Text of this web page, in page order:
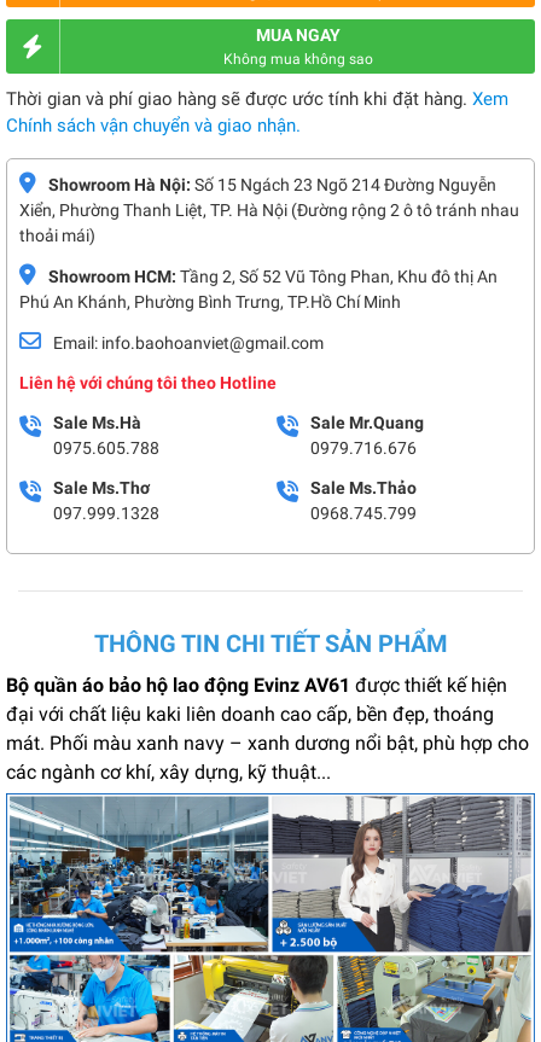
MUA NGAY
Không mua không sao
Thời gian và phí giao hàng sẽ được ước tính khi đặt hàng. Xem
Chính sách vận chuyển và giao nhận.
Showroom Hà Nội: Số 15 Ngách 23 Ngõ 214 Đường Nguyễn
Xiển, Phường Thanh Liệt, TP. Hà Nội (Đường rộng 2 ô tô tránh nhau
thoải mái)
Showroom HCM: Tầng 2, Số 52 Vũ Tông Phan, Khu đô thị An
Phú An Khánh, Phường Bình Trưng, TP.Hồ Chí Minh
Email: info.baohoanviet@gmail.com
Liên hệ với chúng tôi theo Hotline
Sale Ms.Hà
0975.605.788
Sale Mr.Quang
0979.716.676
Sale Ms.Thơ
097.999.1328
Sale Ms.Thảo
0968.745.799
THÔNG TIN CHI TIẾT SẢN PHẨM
Bộ quần áo bảo hộ lao động Evinz AV61 được thiết kế hiện
đại với chất liệu kaki liên doanh cao cấp, bền đẹp, thoáng
mát. Phối màu xanh navy – xanh dương nổi bật, phù hợp cho
các ngành cơ khí, xây dựng, kỹ thuật...